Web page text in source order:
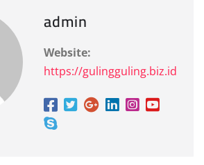
admin
Website:
https://gulingguling.biz.id